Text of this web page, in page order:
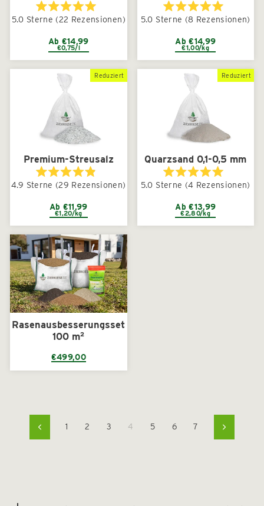
Mit
5.0
5
Sternen
5.0 Sterne (22 Rezensionen)
Ab €14,99
€0,75/l
Mit
5.0
5
Sternen
5.0 Sterne (8 Rezensionen)
Ab €14,99
€1,00/kg
Reduziert
Premium-Streusalz
Mit
4.9
5
Sternen
4.9 Sterne (29 Rezensionen)
Ab €11,99
€1,20/kg
Reduziert
Quarzsand 0,1-0,5 mm
Mit
5.0
5
Sternen
5.0 Sterne (4 Rezensionen)
Ab €13,99
€2,80/kg
Rasenausbesserungsset
100 m²
€499,00
Zurück1 2 3 4 5 6 7 Vorwärts